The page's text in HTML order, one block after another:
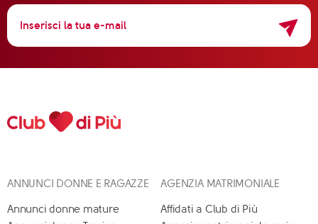
ANNUNCI DONNE E RAGAZZE
Annunci donne mature
AGENZIA MATRIMONIALE
Affidati a Club di Più